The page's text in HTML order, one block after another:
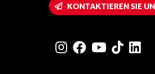
KONTAKTIEREN SIE